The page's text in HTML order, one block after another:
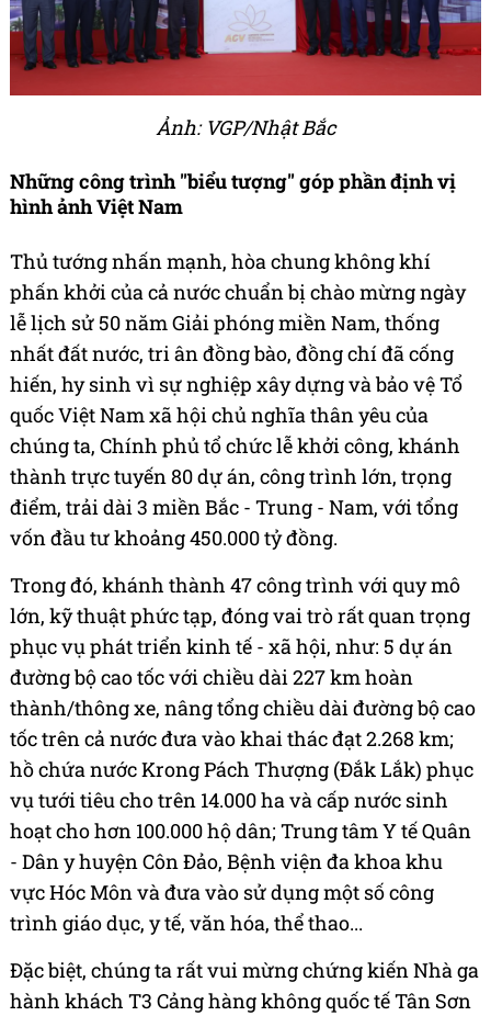
Ảnh: VGP/Nhật Bắc
Những công trình "biểu tượng" góp phần định vị
hình ảnh Việt Nam
Thủ tướng nhấn mạnh, hòa chung không khí
phấn khởi của cả nước chuẩn bị chào mừng ngày
lễ lịch sử 50 năm Giải phóng miền Nam, thống
nhất đất nước, tri ân đồng bào, đồng chí đã cống
hiến, hy sinh vì sự nghiệp xây dựng và bảo vệ Tổ
quốc Việt Nam xã hội chủ nghĩa thân yêu của
chúng ta, Chính phủ tổ chức lễ khởi công, khánh
thành trực tuyến 80 dự án, công trình lớn, trọng
điểm, trải dài 3 miền Bắc - Trung - Nam, với tổng
vốn đầu tư khoảng 450.000 tỷ đồng.
Trong đó, khánh thành 47 công trình với quy mô
lớn, kỹ thuật phức tạp, đóng vai trò rất quan trọng
phục vụ phát triển kinh tế - xã hội, như: 5 dự án
đường bộ cao tốc với chiều dài 227 km hoàn
thành/thông xe, nâng tổng chiều dài đường bộ cao
tốc trên cả nước đưa vào khai thác đạt 2.268 km;
hồ chứa nước Krong Pách Thượng (Đắk Lắk) phục
vụ tưới tiêu cho trên 14.000 ha và cấp nước sinh
hoạt cho hơn 100.000 hộ dân; Trung tâm Y tế Quân
- Dân y huyện Côn Đảo, Bệnh viện đa khoa khu
vực Hóc Môn và đưa vào sử dụng một số công
trình giáo dục, y tế, văn hóa, thể thao...
Đặc biệt, chúng ta rất vui mừng chứng kiến Nhà ga
hành khách T3 Cảng hàng không quốc tế Tân Sơn